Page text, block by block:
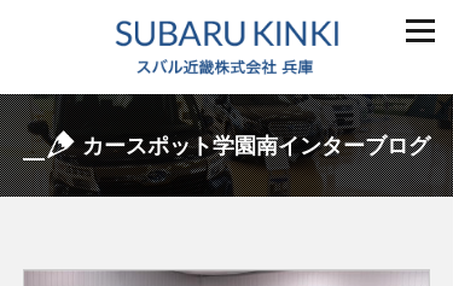
カースポット学園南インターブログ